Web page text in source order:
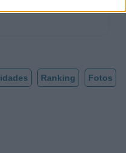
Ranking Fotos